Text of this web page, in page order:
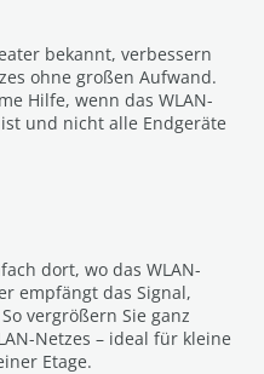
bekannt, verbessern
ohne großen Aufwand.
Hilfe, wenn das WLAN-
und nicht alle Endgeräte
dort, wo das WLAN-
empfängt das Signal,
vergrößern Sie ganz
Netzes – ideal für kleine
Etage.